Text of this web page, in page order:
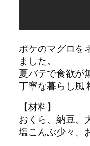
ポケのマグロを
ました。
夏バテで食欲が
丁寧な暮らし風
【材料】
おくら、納豆、
塩こんぶ少々、